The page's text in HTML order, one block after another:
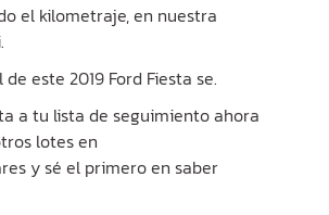
el kilometraje, en nuestra
este 2019 Ford Fiesta se.
a tu lista de seguimiento ahora
lotes en
y sé el primero en saber